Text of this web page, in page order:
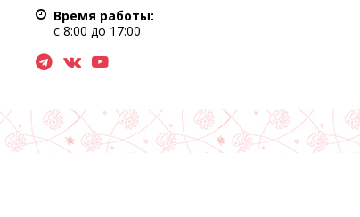
Время работы:
с 8:00 до 17:00